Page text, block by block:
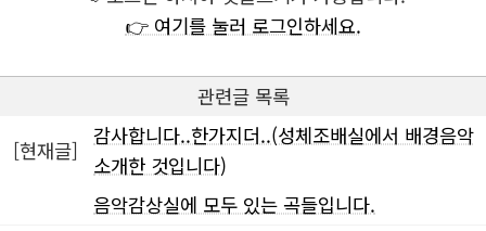
👉 여기를 눌러 로그인하세요.
관련글 목록
[현재글]
감사합니다..한가지더..(성체조배실에서 배경음악
소개한 것입니다)
음악감상실에 모두 있는 곡들입니다.